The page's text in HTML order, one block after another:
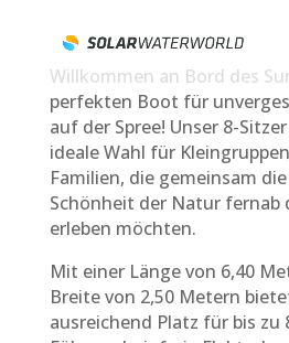
Willkommen an Bord des
perfekten Boot für
auf der Spree! Unser 8-
ideale Wahl für
Familien, die gemeinsam
Schönheit der Natur fernab
erleben möchten.
Mit einer Länge von 6,40
Breite von 2,50 Metern
ausreichend Platz für bis zu